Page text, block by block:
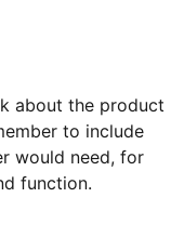
about the product
to include
would need, for
function.